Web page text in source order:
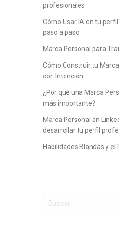
profesionales
Cómo Usar IA en tu
paso a paso
Marca Personal para
Cómo Construir tu
con Intención
¿Por qué una Marca
más importante?
Marca Personal en
desarrollar tu perfil
Habilidades Blandas y el
Buscar: